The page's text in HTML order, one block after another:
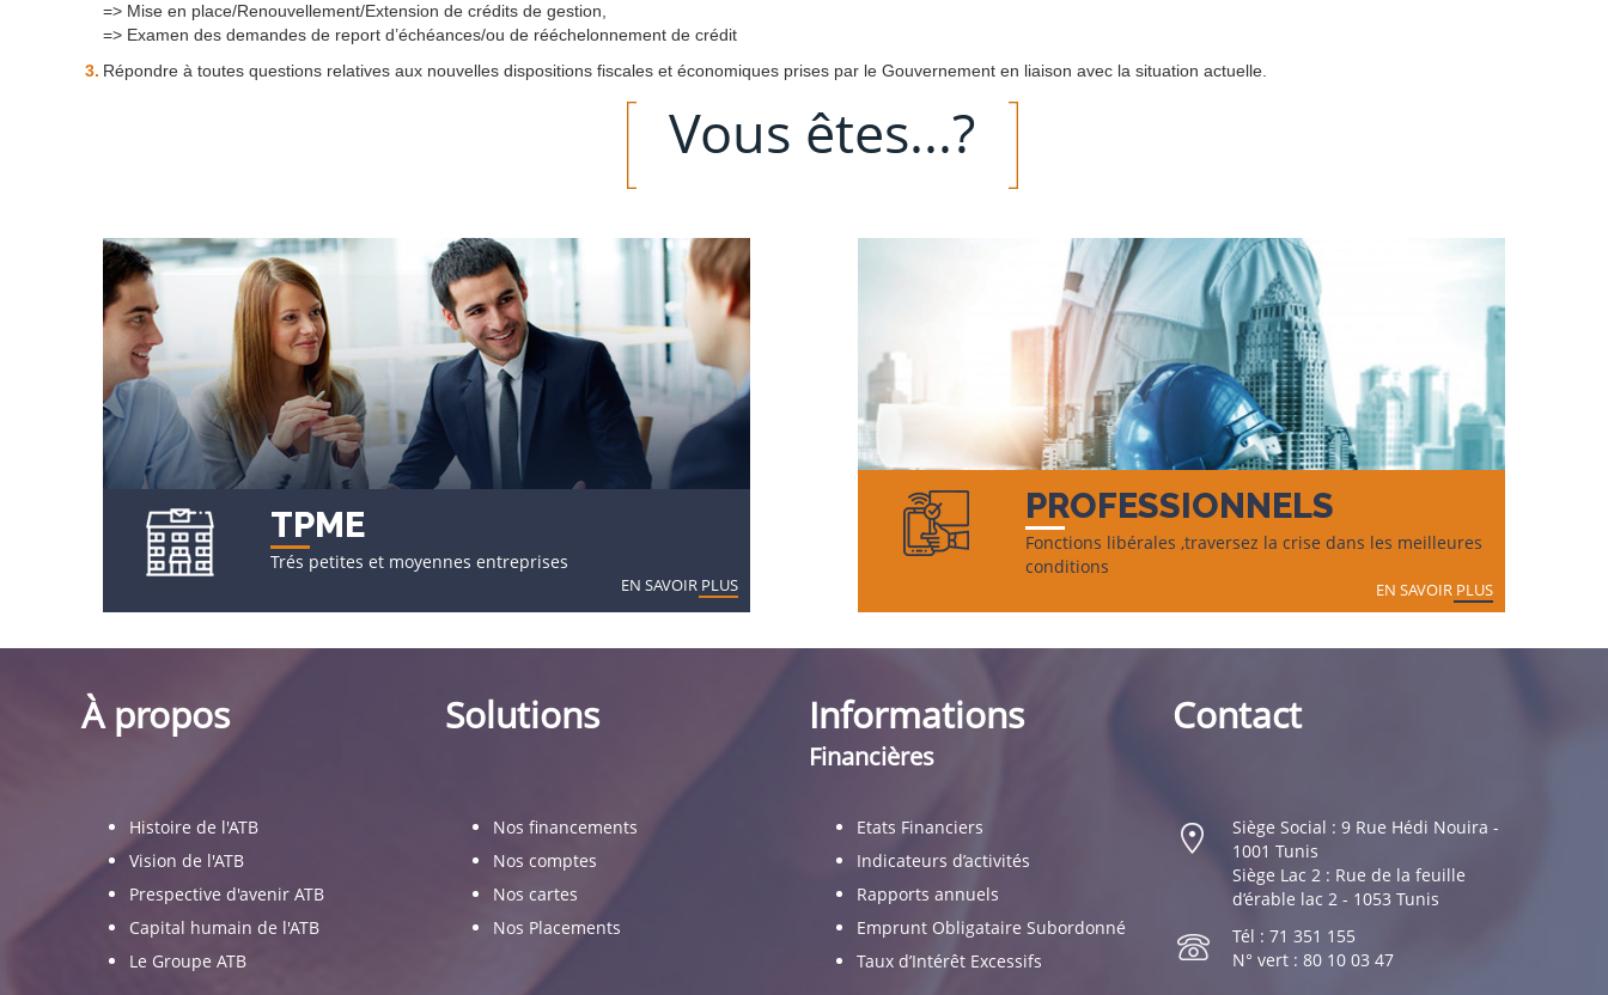
=> Mise en place/Renouvellement/Extension de crédits de gestion,
=> Examen des demandes de report d’échéances/ou de rééchelonnement de crédit
Répondre à toutes questions relatives aux nouvelles dispositions fiscales et économiques prises par le Gouvernement en liaison avec la situation actuelle.
Vous êtes...?
TPME
Trés petites et moyennes entreprises
EN SAVOIR PLUS
PROFESSIONNELS
Fonctions libérales ,traversez la crise dans les meilleures
conditions
EN SAVOIR PLUS
À propos
Histoire de l'ATB
Vision de l'ATB
Prespective d'avenir ATB
Capital humain de l'ATB
Le Groupe ATB
Solutions
Nos financements
Nos comptes
Nos cartes
Nos Placements
Informations
Financières
Etats Financiers
Indicateurs d’activités
Rapports annuels
Emprunt Obligataire Subordonné
Taux d’Intérêt Excessifs
Contact
Siège Social : 9 Rue Hédi Nouira -
1001 Tunis
Siège Lac 2 : Rue de la feuille
d’érable lac 2 - 1053 Tunis
Tél : 71 351 155
N° vert : 80 10 03 47